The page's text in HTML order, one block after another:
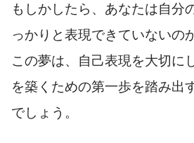
もしかしたら、あなたは自分
っかりと表現できていないの
この夢は、自己表現を大切に
を築くための第一歩を踏み出
でしょう。